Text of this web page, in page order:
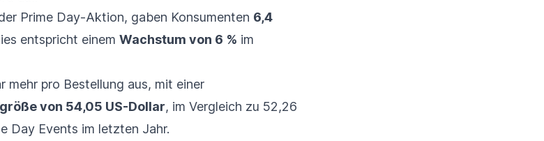
Prime Day-Aktion, gaben Konsumenten 6,4
entspricht einemWachstum von 6 % im
mehr pro Bestellung aus, mit einer
von 54,05 US-Dollar, im Vergleich zu 52,26
Day Events im letzten Jahr.